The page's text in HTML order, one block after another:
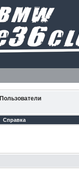
Пользователи
Справка